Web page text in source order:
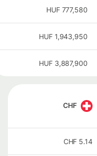
777,580
HUF
1,943,950
HUF
3,887,900
HUF
CHF
5.14
CHF